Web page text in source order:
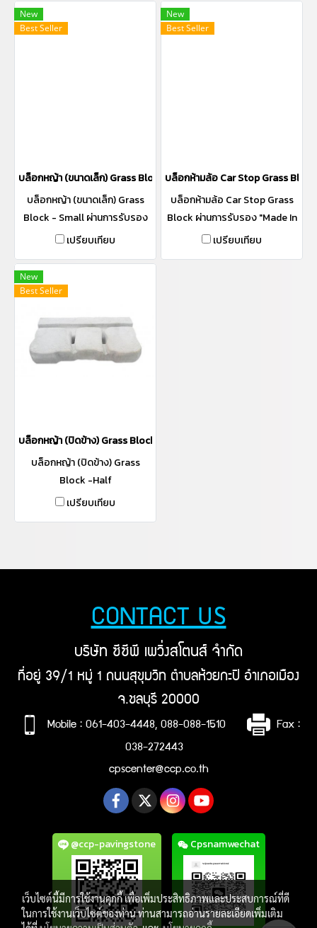
สามารถใช้แทนหินเรียง การ
ตกแต่งแนวขอบแม่น้ำ เป็นแนว
New
Best Seller
บล็อกหญ้า (ขนาดเล็ก) Grass Block - Small
บล็อกหญ้า (ขนาดเล็ก) Grass
Block - Small ผ่านการรับรอง
"Made In Thailand" (MiT)
เปรียบเทียบ
New
Best Seller
บล็อกห้ามล้อ Car Stop Grass Block
บล็อกห้ามล้อ Car Stop Grass
Block ผ่านการรับรอง "Made In
Thailand" (MiT)
เปรียบเทียบ
New
Best Seller
บล็อกหญ้า (ปิดข้าง) Grass Block -Half
บล็อกหญ้า (ปิดข้าง) Grass
Block -Half
เปรียบเทียบ
CONTACT US
บริษัท ซีซีพี เพวิ่งสโตนส์ จำกัด
ที่อยู่ 39/1 หมู่ 1 ถนนสุขุมวิท ตำบลห้วยกะปิ อำเภอเมือง
จ.ชลบุรี 20000
Mobile : 061-403-4448, 088-088-1510 Fax :
038-272443
cpscenter@ccp.co.th
@ccp-pavingstone Cpsnamwechat
เว็บไซต์นี้มีการใช้งานคุกกี้ เพื่อเพิ่มประสิทธิภาพและประสบการณ์ที่ดี
ในการใช้งานเว็บไซต์ของท่าน ท่านสามารถอ่านรายละเอียดเพิ่มเติม